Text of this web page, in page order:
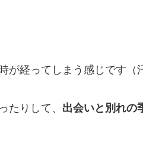
経ってしまう感じです（
たりして、 出会いと別れの